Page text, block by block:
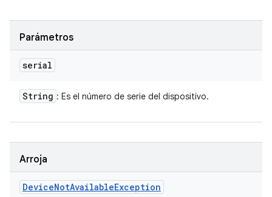
Parámetros
serial
String : Es el número de serie del dispositivo.
Arroja
DeviceNotAvailableException